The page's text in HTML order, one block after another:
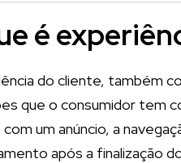
é
do cliente, também
que o consumidor tem
um anúncio, a
após a finalização